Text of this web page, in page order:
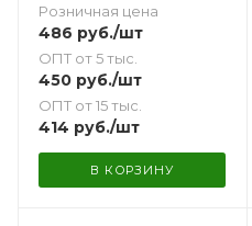
Розничная цена
486 руб./шт
ОПТ от 5 тыс.
450 руб./шт
ОПТ от 15 тыс.
414 руб./шт
В КОРЗИНУ